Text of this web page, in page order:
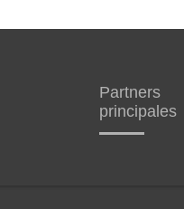
Partners
principales